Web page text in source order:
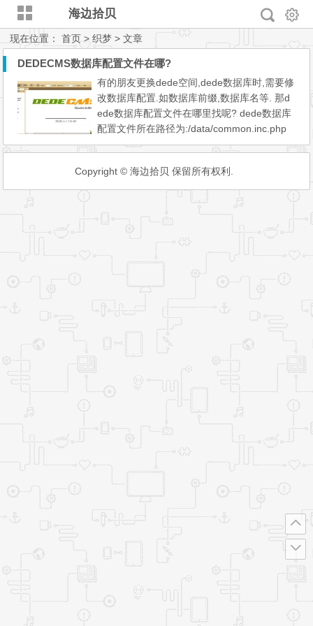
海边拾贝
现在位置：首页 > 织梦 > 文章
DEDECMS数据库配置文件在哪?
有的朋友更换dede空间,dede数据库时,需要修
改数据库配置.如数据库前缀,数据库名等. 那d
ede数据库配置文件在哪里找呢? dede数据库
配置文件所在路径为:/data/common.inc.php
修改方法: 把这个文件使用ftp下载下来,用记事
根据自己需要修改即可...
Copyright © 海边拾贝 保留所有权利.